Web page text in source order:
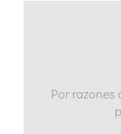
Por razones